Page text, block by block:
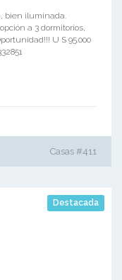
bien iluminada.
a 3 dormitorios,
U S 95.000
Casas #411
Destacada